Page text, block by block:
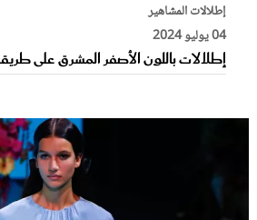
إطلالات المشاهير
04 يوليو 2024
إطلالات باللون الأصفر المشرق على